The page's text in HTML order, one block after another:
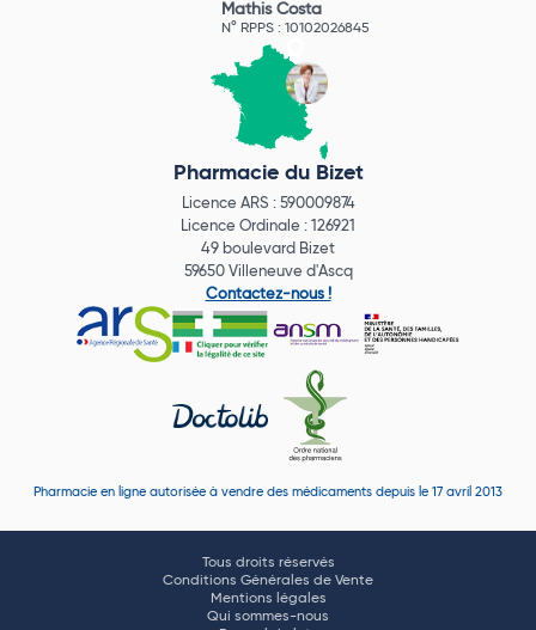
Mathis Costa
N° RPPS : 10102026845
Pharmacie du Bizet
Licence ARS : 590009874
Licence Ordinale : 126921
49 boulevard Bizet
59650 Villeneuve d'Ascq
Contactez-nous !
Pharmacie en ligne autorisée à vendre des médicaments depuis le 17 avril 2013
Tous droits réservés
Conditions Générales de Vente
Mentions légales
Qui sommes-nous